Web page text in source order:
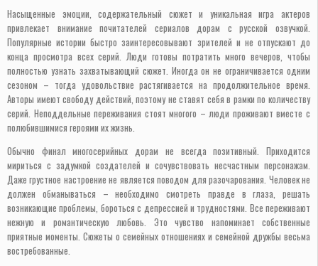
Насыщенные эмоции, содержательный сюжет и уникальная игра актеров
привлекает внимание почитателей сериалов дорам с русской озвучкой.
Популярные истории быстро заинтересовывают зрителей и не отпускают до
конца просмотра всех серий. Люди готовы потратить много вечеров, чтобы
полностью узнать захватывающий сюжет. Иногда он не ограничивается одним
сезоном – тогда удовольствие растягивается на продолжительное время.
Авторы имеют свободу действий, поэтому не ставят себя в рамки по количеству
серий. Неподдельные переживания стоят многого – люди проживают вместе с
полюбившимися героями их жизнь.
Обычно финал многосерийных дорам не всегда позитивный. Приходится
мириться с задумкой создателей и сочувствовать несчастным персонажам.
Даже грустное настроение не является поводом для разочарования. Человек не
должен обманываться – необходимо смотреть правде в глаза, решать
возникающие проблемы, бороться с депрессией и трудностями. Все переживают
нежную и романтическую любовь. Это чувство напоминает собственные
приятные моменты. Сюжеты о семейных отношениях и семейной дружбы весьма
востребованные.